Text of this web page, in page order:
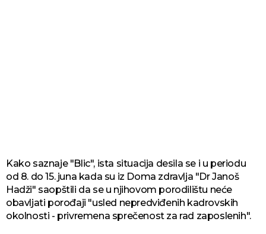
Kako saznaje "Blic", ista situacija desila se i u periodu
od 8. do 15. juna kada su iz Doma zdravlja "Dr Janoš
Hadži" saopštili da se u njihovom porodilištu neće
obavljati porođaji "usled nepredviđenih kadrovskih
okolnosti - privremena sprečenost za rad zaposlenih".